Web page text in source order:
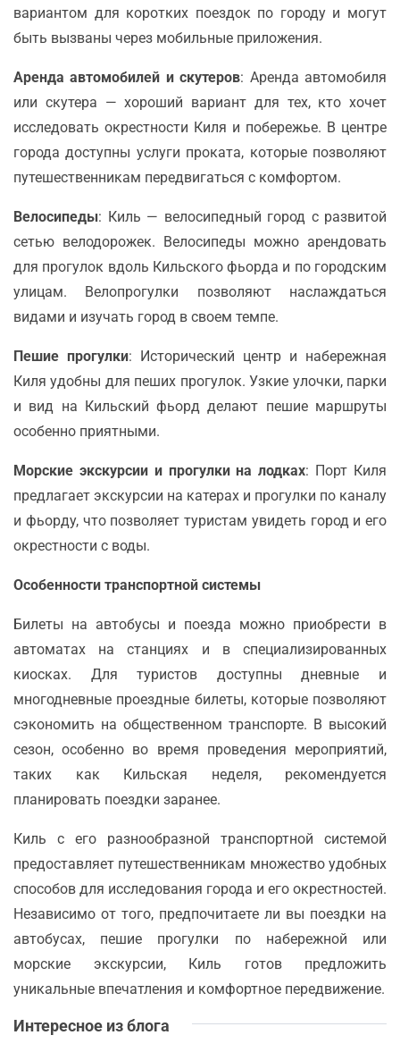
вариантом для коротких поездок по городу и могут
быть вызваны через мобильные приложения.
Аренда автомобилей и скутеров: Аренда автомобиля
или скутера — хороший вариант для тех, кто хочет
исследовать окрестности Киля и побережье. В центре
города доступны услуги проката, которые позволяют
путешественникам передвигаться с комфортом.
Велосипеды: Киль — велосипедный город с развитой
сетью велодорожек. Велосипеды можно арендовать
для прогулок вдоль Кильского фьорда и по городским
улицам. Велопрогулки позволяют наслаждаться
видами и изучать город в своем темпе.
Пешие прогулки: Исторический центр и набережная
Киля удобны для пеших прогулок. Узкие улочки, парки
и вид на Кильский фьорд делают пешие маршруты
особенно приятными.
Морские экскурсии и прогулки на лодках: Порт Киля
предлагает экскурсии на катерах и прогулки по каналу
и фьорду, что позволяет туристам увидеть город и его
окрестности с воды.
Особенности транспортной системы
Билеты на автобусы и поезда можно приобрести в
автоматах на станциях и в специализированных
киосках. Для туристов доступны дневные и
многодневные проездные билеты, которые позволяют
сэкономить на общественном транспорте. В высокий
сезон, особенно во время проведения мероприятий,
таких как Кильская неделя, рекомендуется
планировать поездки заранее.
Киль с его разнообразной транспортной системой
предоставляет путешественникам множество удобных
способов для исследования города и его окрестностей.
Независимо от того, предпочитаете ли вы поездки на
автобусах, пешие прогулки по набережной или
морские экскурсии, Киль готов предложить
уникальные впечатления и комфортное передвижение.
Интересное из блога